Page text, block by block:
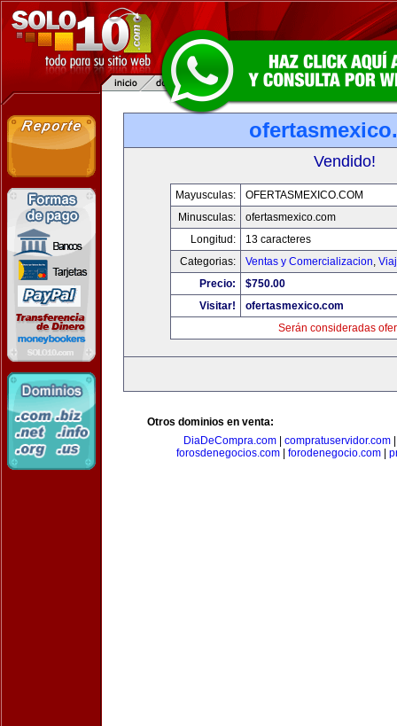
Vendido!
Mayusculas:
OFERTASMEXICO.COM
Minusculas:
ofertasmexico.com
Longitud:
13 caracteres
Categorias:
Ventas y Comercializacion,
Precio:
$750.00
Visitar!
ofertasmexico.com
Serán consideradas
Otros dominios en venta:
DiaDeCompra.com
compratuservidor.com
forosdenegocios.com
forodenegocio.com